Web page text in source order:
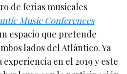
de ferias musicales
Music Conferences
espacio que pretende
lados del Atlántico. Ya
en el 2019 y este